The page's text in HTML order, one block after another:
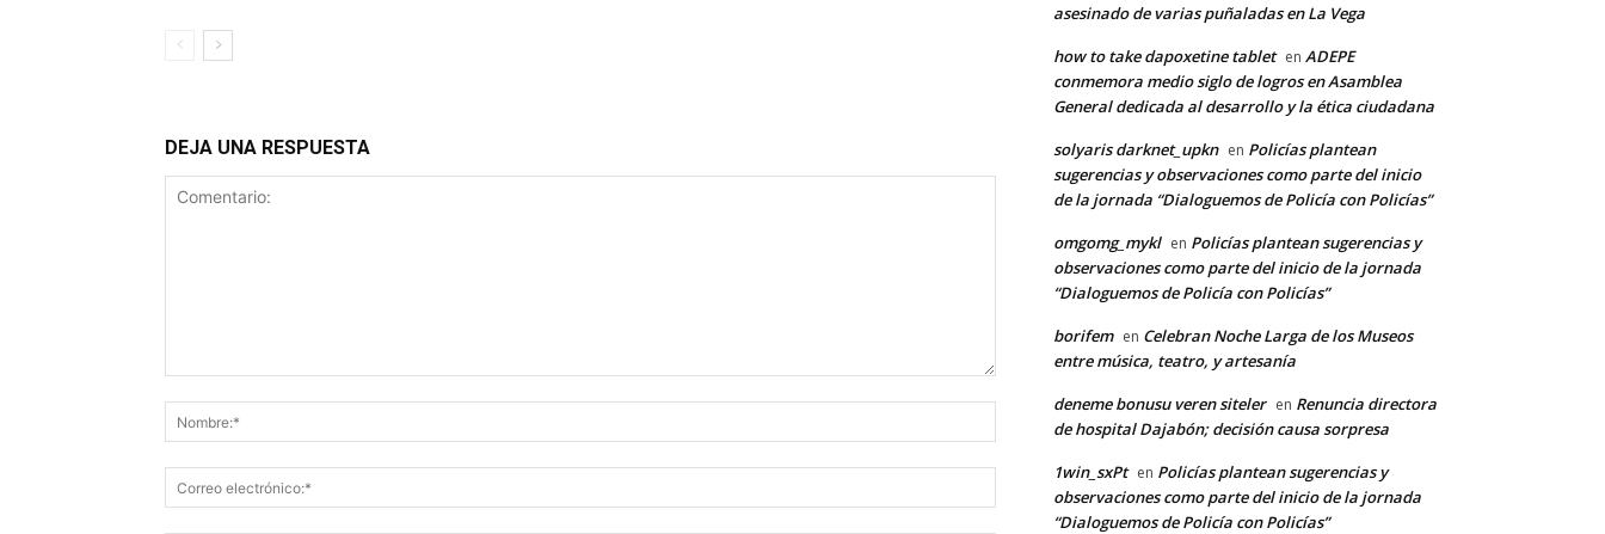
DEJA UNA RESPUESTA
Nombre:*
electrónico:*
asesinado de varias puñaladas en La Vega
how to take dapoxetine tablet en ADEPE
conmemora medio siglo de logros en Asamblea
General dedicada al desarrollo y la ética ciudadana
solyaris darknet_upkn en Policías plantean
sugerencias y observaciones como parte del inicio
de la jornada “Dialoguemos de Policía con Policías”
omgomg_mykl en Policías plantean sugerencias y
observaciones como parte del inicio de la jornada
“Dialoguemos de Policía con Policías”
borifem en Celebran Noche Larga de los Museos
entre música, teatro, y artesanía
deneme bonusu veren siteler en Renuncia directora
de hospital Dajabón; decisión causa sorpresa
1win_sxPt en Policías plantean sugerencias y
observaciones como parte del inicio de la jornada
“Dialoguemos de Policía con Policías”